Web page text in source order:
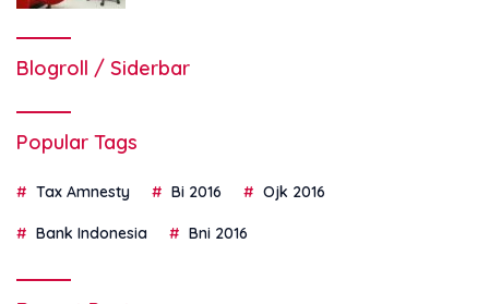
Blogroll / Siderbar
Popular Tags
Tax Amnesty Bi 2016 Ojk 2016
Bank Indonesia Bni 2016